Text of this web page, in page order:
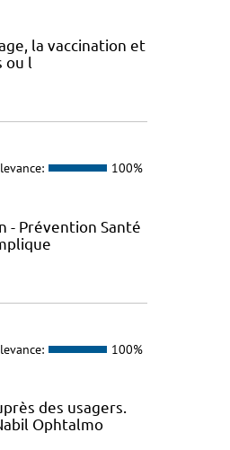
la vaccination et
ou l
100%
- Prévention Santé
100%
des usagers.
Ophtalmo